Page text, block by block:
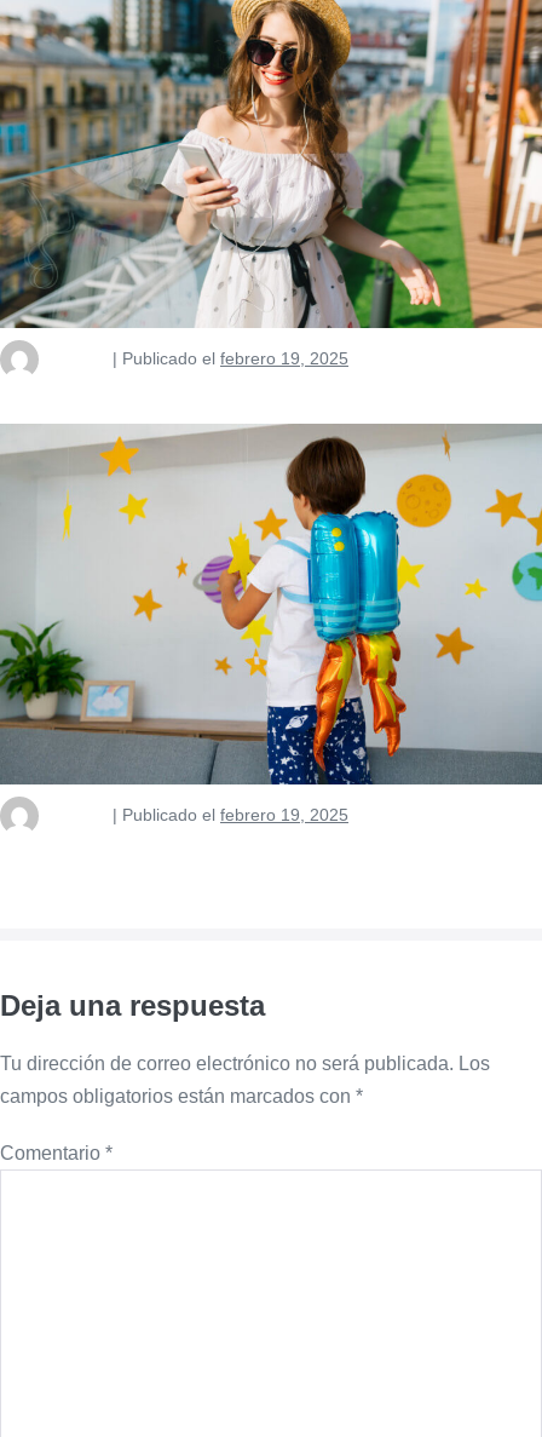
| Publicado el febrero 19, 2025
| Publicado el febrero 19, 2025
Deja una respuesta
Tu dirección de correo electrónico no será publicada. Los
campos obligatorios están marcados con *
Comentario *